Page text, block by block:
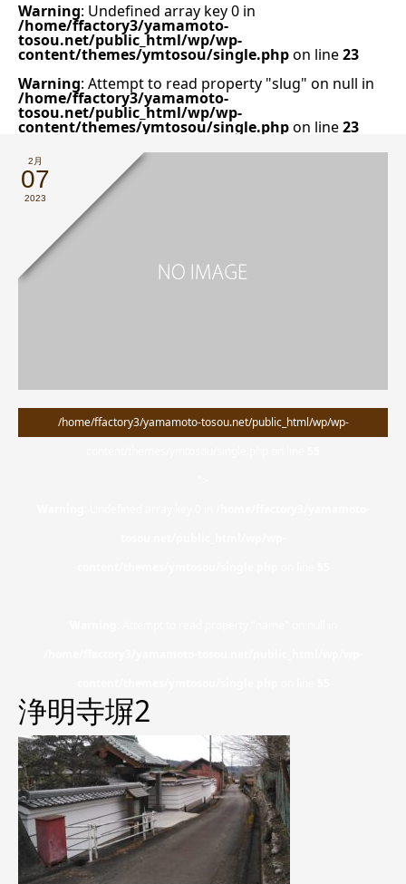
Warning: Undefined array key 0 in
/home/ffactory3/yamamoto-
tosou.net/public_html/wp/wp-
content/themes/ymtosou/single.phpon line23
Warning: Attempt to read property "slug" on null in
/home/ffactory3/yamamoto-
tosou.net/public_html/wp/wp-
content/themes/ymtosou/single.phpon line23
2月
07
2023
/home/ffactory3/yamamoto-tosou.net/public_html/wp/wp-
浄明寺塀2